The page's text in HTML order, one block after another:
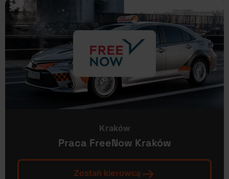
Kraków
Praca FreeNow Kraków
Zostań kierowcą